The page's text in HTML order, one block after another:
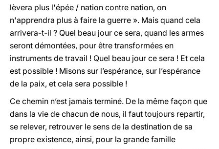
lèvera plus l'épée / nation contre nation, on
n'apprendra plus à faire la guerre ». Mais quand cela
arrivera-t-il ? Quel beau jour ce sera, quand les armes
seront démontées, pour être transformées en
instruments de travail ! Quel beau jour ce sera ! Et cela
est possible ! Misons sur l’espérance, sur l’espérance
de la paix, et cela sera possible !
Ce chemin n’est jamais terminé. De la même façon que
dans la vie de chacun de nous, il faut toujours repartir,
se relever, retrouver le sens de la destination de sa
propre existence, ainsi, pour la grande famille